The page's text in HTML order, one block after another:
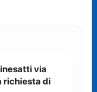
via
richiesta di